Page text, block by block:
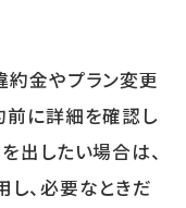
約金やプラン変更
前に詳細を確認し
出したい場合は、
、必要なときだ